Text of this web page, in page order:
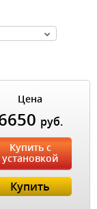
Цена
руб.
Купить с
установкой
Купить